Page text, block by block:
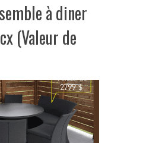
à diner
(Valeur de